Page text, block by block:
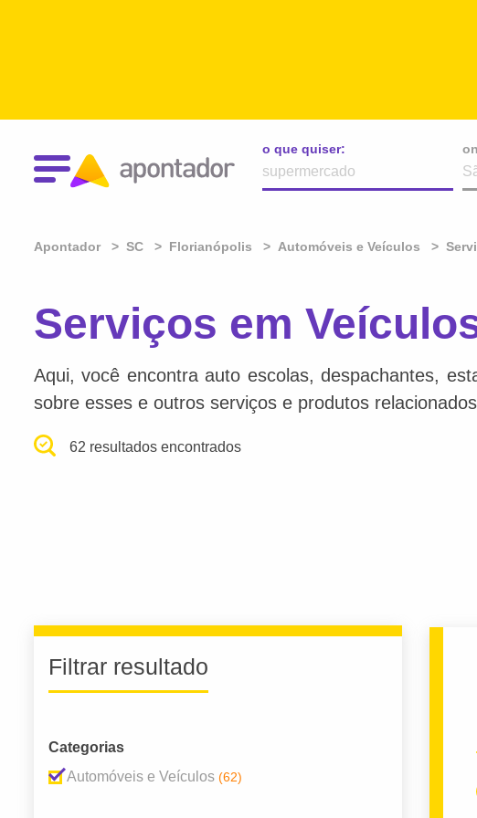
o que quiser:
Apontador SC Florianópolis Automóveis e Veículos
Serviços em
Aqui, você encontra auto escolas, despachantes,
sobre esses e outros serviços e produtos
62 resultados encontrados
Filtrar resultado
Categorias
Automóveis e Veículos (62)